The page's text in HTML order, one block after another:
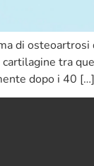
di
cartilagine tra
dopo i 40 […]